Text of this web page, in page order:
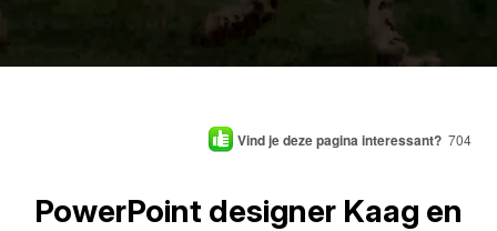
Vind je deze pagina interessant? 704
PowerPoint designer Kaag en